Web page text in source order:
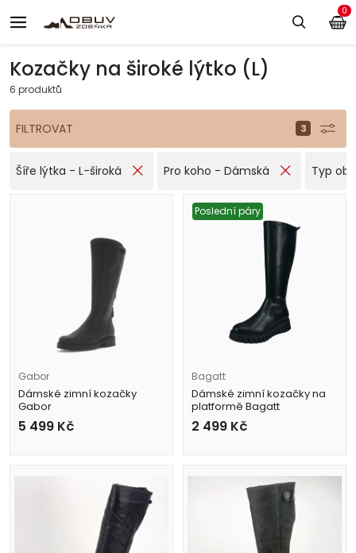
Kozačky na široké lýtko (L)
6 produktů
FILTROVAT
Šíře lýtka - L-široká Pro koho - Dámská Typ
Gabor
Dámské zimní kozačky
Gabor
72.767.57 černé
5 499 Kč
Poslední páry
Bagatt
Dámské zimní kozačky na
platformě Bagatt
D31-AO136-5000 černé
2 499 Kč
0